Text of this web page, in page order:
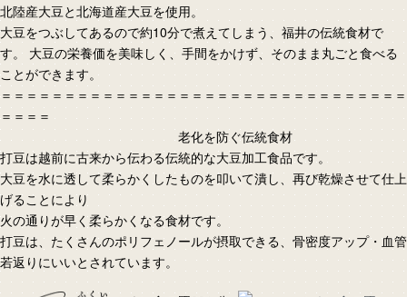
北陸産大豆と北海道産大豆を使用。
大豆をつぶしてあるので約10分で煮えてしまう、福井の伝統食材で
す。 大豆の栄養価を美味しく、手間をかけず、そのまま丸ごと食べる
ことができます。
＝＝＝＝＝＝＝＝＝＝＝＝＝＝＝＝＝＝＝＝＝＝＝＝＝＝＝＝＝＝＝＝
＝＝＝＝
老化を防ぐ伝統食材
打豆は越前に古来から伝わる伝統的な大豆加工食品です。
大豆を水に透して柔らかくしたものを叩いて潰し、再び乾燥させて仕上
げることにより
火の通りが早く柔らかくなる食材です。
打豆は、たくさんのポリフェノールが摂取できる、骨密度アップ・血管
若返りにいいとされています。